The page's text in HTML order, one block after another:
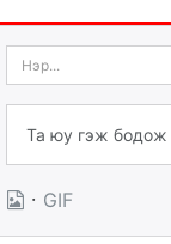
· GIF